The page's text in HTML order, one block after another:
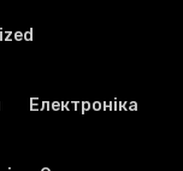
Електроніка